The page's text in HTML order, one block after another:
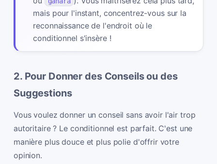
mais pour l'instant, concentrez-vous sur la
reconnaissance de l'endroit où le
conditionnel s'insère !
2. Pour Donner des Conseils ou des
Suggestions
Vous voulez donner un conseil sans avoir l'air trop
autoritaire ? Le conditionnel est parfait. C'est une
manière plus douce et plus polie d'offrir votre
opinion.